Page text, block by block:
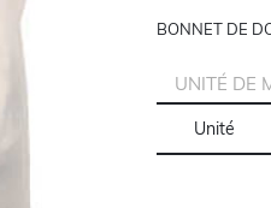
BONNET DE
UNITÉ DE